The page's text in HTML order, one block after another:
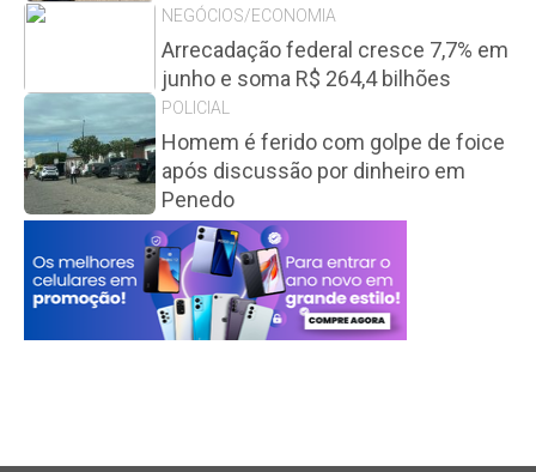
NEGÓCIOS/ECONOMIA
Arrecadação federal cresce 7,7% em
junho e soma R$ 264,4 bilhões
POLICIAL
Homem é ferido com golpe de foice
após discussão por dinheiro em
Penedo